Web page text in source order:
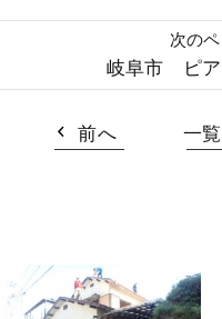
岐阜市 ピア
前へ 一